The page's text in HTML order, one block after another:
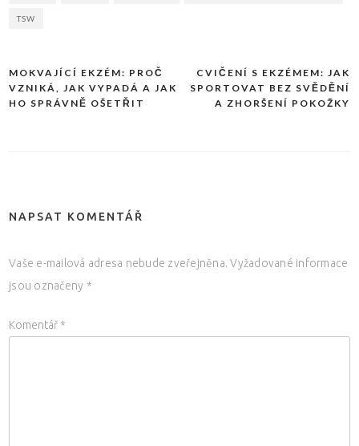
TSW
Navigace
pro
CVIČENÍ S EKZÉMEM: JAK
SPORTOVAT BEZ SVĚDĚNÍ
A ZHORŠENÍ POKOŽKY
MOKVAJÍCÍ EKZÉM: PROČ
VZNIKÁ, JAK VYPADÁ A JAK
HO SPRÁVNĚ OŠETŘIT
NAPSAT KOMENTÁŘ
Vaše e-mailová adresa nebude zveřejněna. Vyžadované informace
jsou označeny *
Komentář *